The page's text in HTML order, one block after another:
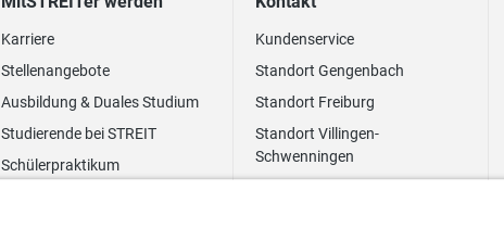
Karriere
Stellenangebote
Ausbildung & Duales Studium
Studierende bei STREIT
Schülerpraktikum
Kundenservice
Standort Gengenbach
Standort Freiburg
Standort Villingen-
Schwenningen